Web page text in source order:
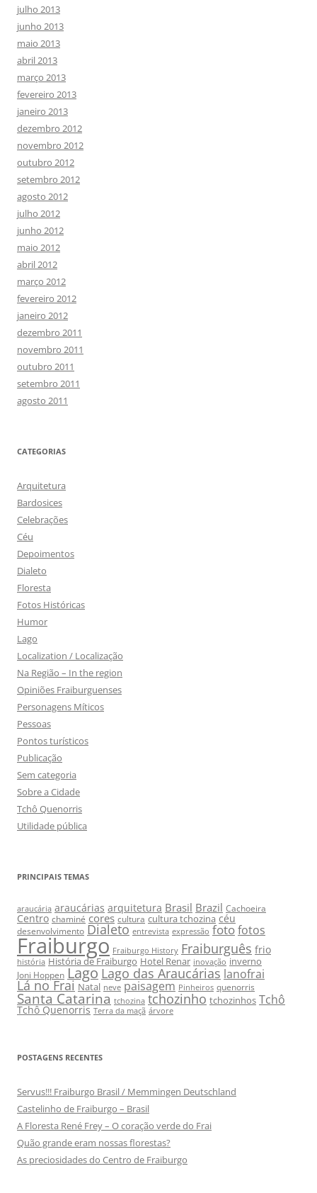
julho 2013
junho 2013
maio 2013
abril 2013
março 2013
fevereiro 2013
janeiro 2013
dezembro 2012
novembro 2012
outubro 2012
setembro 2012
agosto 2012
julho 2012
junho 2012
maio 2012
abril 2012
março 2012
fevereiro 2012
janeiro 2012
dezembro 2011
novembro 2011
outubro 2011
setembro 2011
agosto 2011
CATEGORIAS
Arquitetura
Bardosices
Celebrações
Céu
Depoimentos
Dialeto
Floresta
Fotos Históricas
Humor
Lago
Localization / Localização
Na Região – In the region
Opiniões Fraiburguenses
Personagens Míticos
Pessoas
Pontos turísticos
Publicação
Sem categoria
Sobre a Cidade
Tchô Quenorris
Utilidade pública
PRINCIPAIS TEMAS
araucária araucárias arquitetura Brasil Brazil Cachoeira
Centro chaminé cores cultura cultura tchozina céu
desenvolvimento Dialeto entrevista expressão fotofotos
Fraiburgo Fraiburgo History Fraiburguês frio
história História de Fraiburgo Hotel Renar inovação inverno
Joni Hoppen Lago Lago das Araucárias lanofrai
Lá no Frai Natal neve paisagem Pinheiros quenorris
Santa Catarina tchozina tchozinho tchozinhos Tchô
Tchô Quenorris Terra da maçã árvore
POSTAGENS RECENTES
Servus!!! Fraiburgo Brasil / Memmingen Deutschland
Castelinho de Fraiburgo – Brasil
A Floresta René Frey – O coração verde do Frai
Quão grande eram nossas florestas?
As preciosidades do Centro de Fraiburgo